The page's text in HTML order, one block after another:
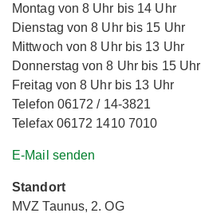
Montag von 8 Uhr bis 14 Uhr
Dienstag von 8 Uhr bis 15 Uhr
Mittwoch von 8 Uhr bis 13 Uhr
Donnerstag von 8 Uhr bis 15 Uhr
Freitag von 8 Uhr bis 13 Uhr
Telefon 06172 / 14-3821
Telefax 06172 1410 7010
E-Mail senden
Standort
MVZ Taunus, 2. OG